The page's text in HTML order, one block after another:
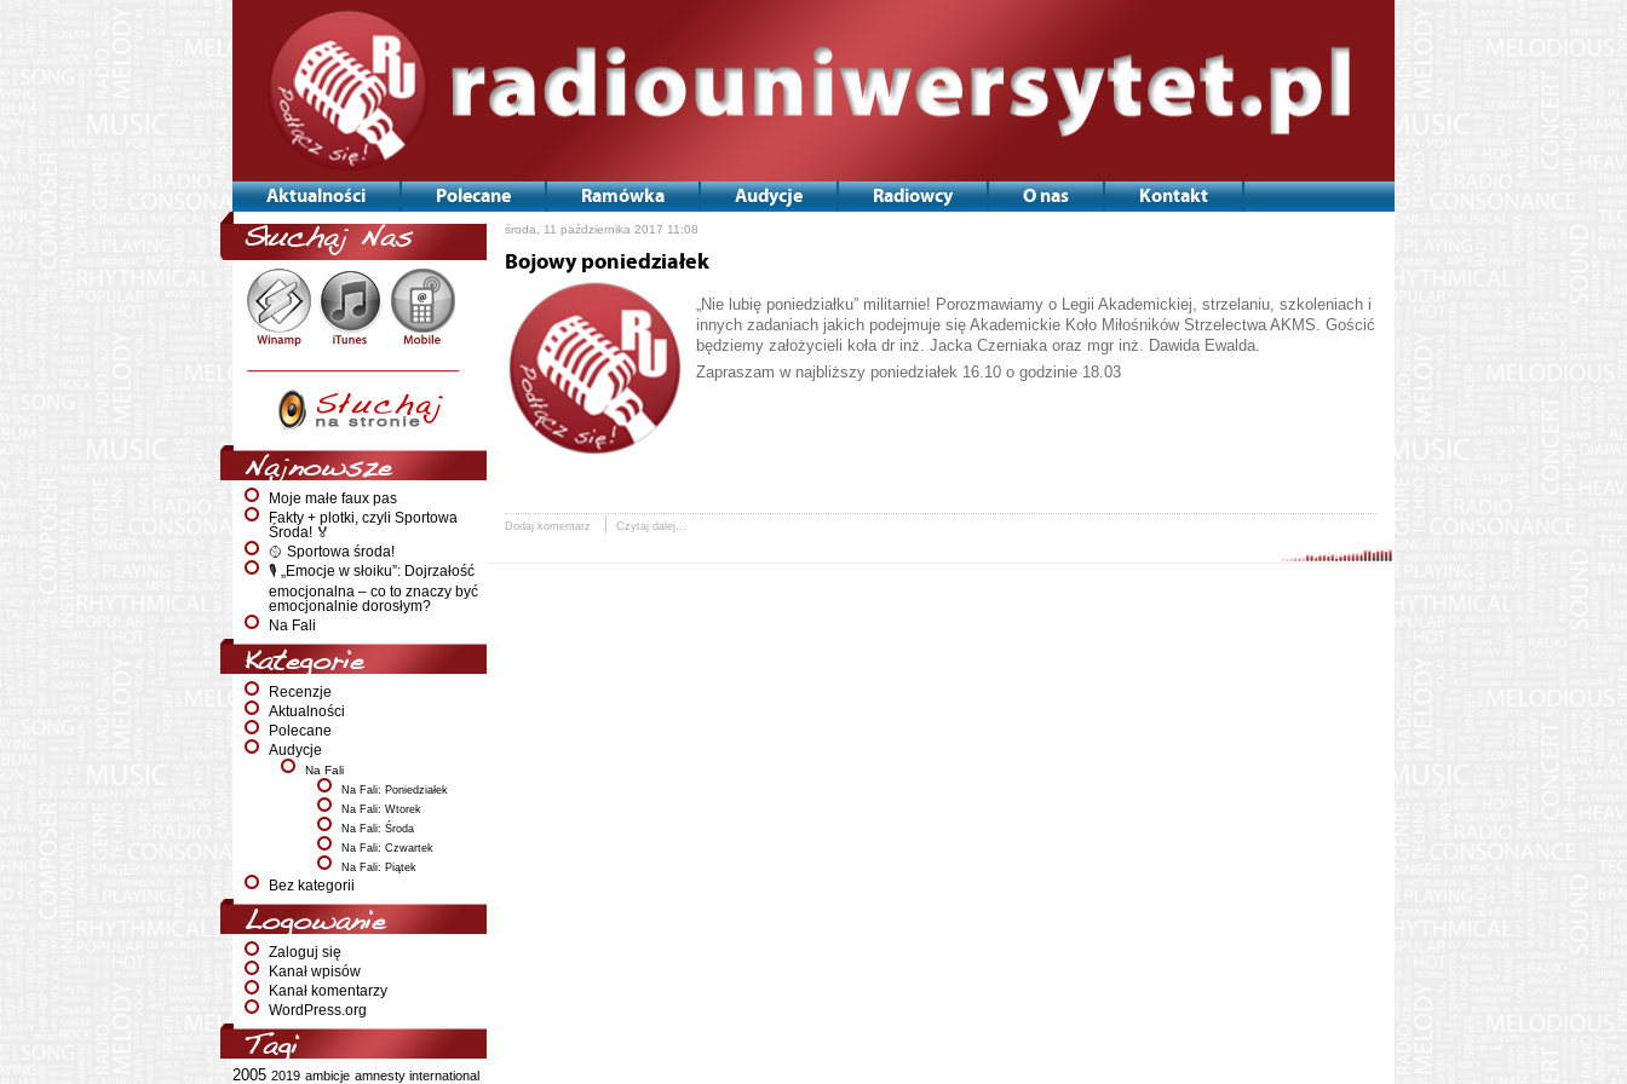
Aktualności Polecane Ramówka Audycje Radiowcy O nas Kontakt
Słuchaj Nas
Najnowsze
Moje małe faux pas
Fakty + plotki, czyli Sportowa
Środa! 🏅
🥎 Sportowa środa!
🎙️ „Emocje w słoiku”: Dojrzałość
emocjonalna – co to znaczy być
emocjonalnie dorosłym?
Na Fali
Kategorie
Recenzje
Aktualności
Polecane
Audycje
Na Fali
Na Fali: Poniedziałek
Na Fali: Wtorek
Na Fali: Środa
Na Fali: Czwartek
Na Fali: Piątek
Bez kategorii
Logowanie
Zaloguj się
Kanał wpisów
Kanał komentarzy
WordPress.org
Tagi
2005 2019 ambicje amnesty international
środa, 11 października 2017 11:08
Bojowy poniedziałek
„Nie lubię poniedziałku” militarnie! Porozmawiamy o Legii Akademickiej, strzelaniu, szkoleniach i
innych zadaniach jakich podejmuje się Akademickie Koło Miłośników Strzelectwa AKMS. Gościć
będziemy założycieli koła dr inż. Jacka Czerniaka oraz mgr inż. Dawida Ewalda.
Zapraszam w najbliższy poniedziałek 16.10 o godzinie 18.03
Dodaj komentarz Czytaj dalej...